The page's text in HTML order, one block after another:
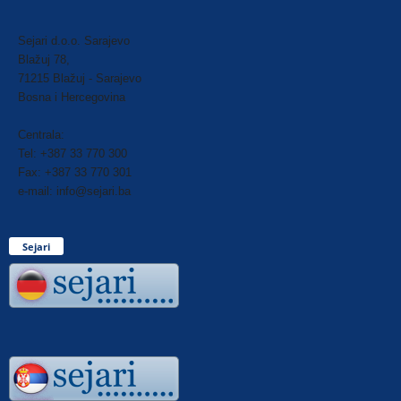
Sejari d.o.o. Sarajevo
Blažuj 78,
71215 Blažuj - Sarajevo
Bosna i Hercegovina
Centrala:
Tel: +387 33 770 300
Fax: +387 33 770 301
e-mail: info@sejari.ba
Sejari